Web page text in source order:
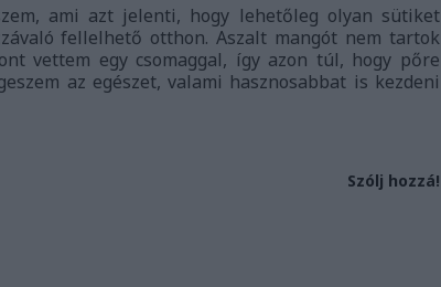
ami azt jelenti, hogy lehetőleg olyan sütiket
fellelhető otthon. Aszalt mangót nem tartok
vettem egy csomaggal, így azon túl, hogy pőre
az egészet, valami hasznosabbat is kezdeni
Szólj hozzá!